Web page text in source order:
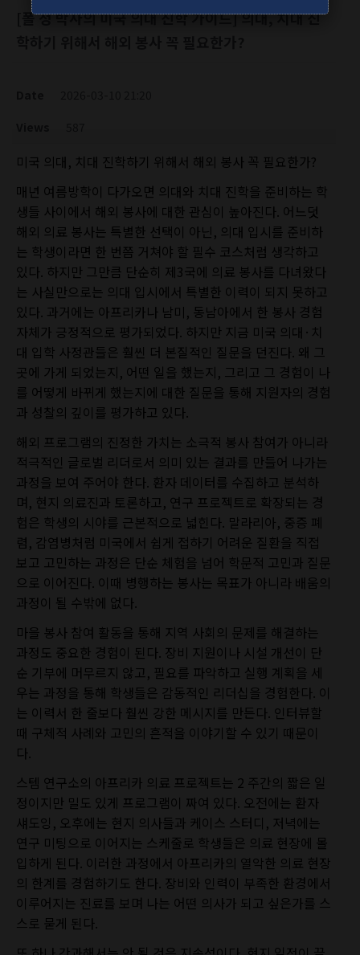
[폴 정 박사의 미국 의대 진학 가이드] 의대, 치대 진
미국 의대, 치대 진학하기 위해서 해외 봉사 꼭 필요한가?
매년 여름방학이 다가오면 의대와 치대 진학을 준비하는 학
생들 사이에서 해외 봉사에 대한 관심이 높아진다. 어느덧
해외 의료 봉사는 특별한 선택이 아닌, 의대 입시를 준비하
는 학생이라면 한 번쯤 거쳐야 할 필수 코스처럼 생각하고
있다. 하지만 그만큼 단순히 제3국에 의료 봉사를 다녀왔다
는 사실만으로는 의대 입시에서 특별한 이력이 되지 못하고
있다. 과거에는 아프리카나 남미, 동남아에서 한 봉사 경험
자체가 긍정적으로 평가되었다. 하지만 지금 미국 의대·치
대 입학 사정관들은 훨씬 더 본질적인 질문을 던진다. 왜 그
곳에 가게 되었는지, 어떤 일을 했는지, 그리고 그 경험이 나
를 어떻게 바뀌게 했는지에 대한 질문을 통해 지원자의 경험
과 성찰의 깊이를 평가하고 있다.
해외 프로그램의 진정한 가치는 소극적 봉사 참여가 아니라
적극적인 글로벌 리더로서 의미 있는 결과를 만들어 나가는
과정을 보여 주어야 한다. 환자 데이터를 수집하고 분석하
며, 현지 의료진과 토론하고, 연구 프로젝트로 확장되는 경
험은 학생의 시야를 근본적으로 넓힌다. 말라리아, 중증 폐
렴, 감염병처럼 미국에서 쉽게 접하기 어려운 질환을 직접
보고 고민하는 과정은 단순 체험을 넘어 학문적 고민과 질문
으로 이어진다. 이때 병행하는 봉사는 목표가 아니라 배움의
과정이 될 수밖에 없다.
마을 봉사 참여 활동을 통해 지역 사회의 문제를 해결하는
과정도 중요한 경험이 된다. 장비 지원이나 시설 개선이 단
순 기부에 머무르지 않고, 필요를 파악하고 실행 계획을 세
우는 과정을 통해 학생들은 감동적인 리더십을 경험한다. 이
는 이력서 한 줄보다 훨씬 강한 메시지를 만든다. 인터뷰할
때 구체적 사례와 고민의 흔적을 이야기할 수 있기 때문이
다.
스템 연구소의 아프리카 의료 프로젝트는 2 주간의 짧은 일
정이지만 밀도 있게 프로그램이 짜여 있다. 오전에는 환자
섀도잉, 오후에는 현지 의사들과 케이스 스터디, 저녁에는
연구 미팅으로 이어지는 스케줄로 학생들은 의료 현장에 몰
입하게 된다. 이러한 과정에서 아프리카의 열악한 의료 현장
의 한계를 경험하기도 한다. 장비와 인력이 부족한 환경에서
이루어지는 진료를 보며 나는 어떤 의사가 되고 싶은가를 스
스로 묻게 된다.